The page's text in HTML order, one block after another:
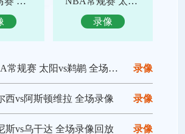
录像
录像
规赛 太阳vs鹈鹕 全场录像回放
录像
西vs阿斯顿维拉 全场录像
录像
斯vs乌干达 全场录像回放